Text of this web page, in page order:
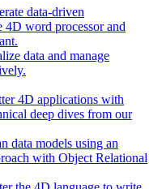
data-driven
4D word processor and
data and manage
4D applications with
deep dives from our
data models using an
with Object Relational